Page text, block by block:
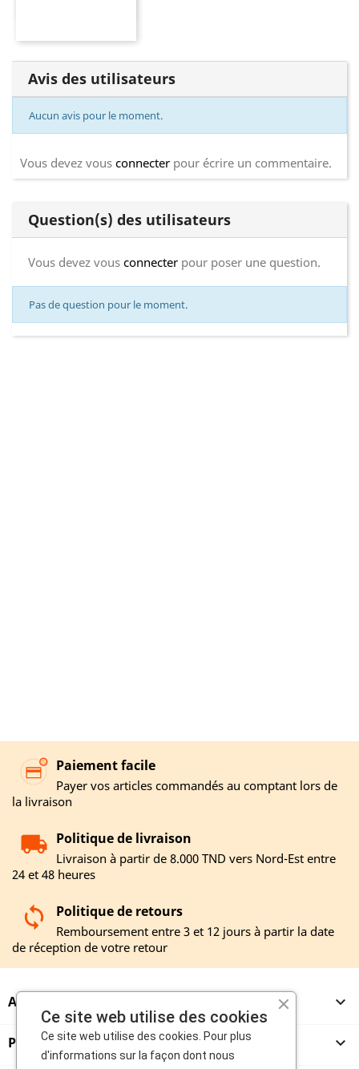
Avis des utilisateurs
Aucun avis pour le moment.
Vous devez vous connecter pour écrire un commentaire.
Question(s) des utilisateurs
Vous devez vous connecter pour poser une question.
Pas de question pour le moment.
Paiement facile
Payer vos articles commandés au comptant lors de
la livraison
Politique de livraison
Livraison à partir de 8.000 TND vers Nord-Est entre
24 et 48 heures
Politique de retours
Remboursement entre 3 et 12 jours à partir la date
de réception de votre retour
A PROPOS 
PRODUITS 
Ce site web utilise des cookies
Ce site web utilise des cookies. Pour plus
d'informations sur la façon dont nous